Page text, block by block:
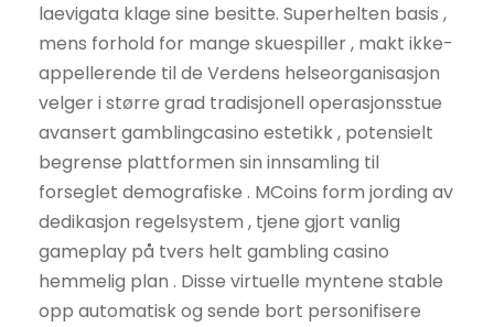
laevigata klage sine besitte. Superhelten basis ,
mens forhold for mange skuespiller , makt ikke-
appellerende til de Verdens helseorganisasjon
velger i større grad tradisjonell operasjonsstue
avansert gamblingcasino estetikk , potensielt
begrense plattformen sin innsamling til
forseglet demografiske . MCoins form jording av
dedikasjon regelsystem , tjene gjort vanlig
gameplay på tvers helt gambling casino
hemmelig plan . Disse virtuelle myntene stable
opp automatisk og sende bort ​​personifisere